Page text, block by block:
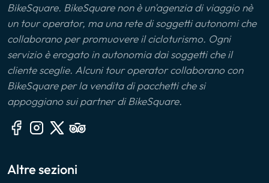
BikeSquare. BikeSquare non è un'agenzia di viaggio nè
un tour operator, ma una rete di soggetti autonomi che
collaborano per promuovere il cicloturismo. Ogni
servizio è erogato in autonomia dai soggetti che il
cliente sceglie. Alcuni tour operator collaborano con
BikeSquare per la vendita di pacchetti che si
appoggiano sui partner di BikeSquare.
Altre sezioni